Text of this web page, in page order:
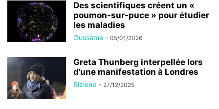
Des scientifiques créent un «
poumon-sur-puce » pour étudier
les maladies
Oussama - 05/01/2026
Greta Thunberg interpellée lors
d’une manifestation à Londres
Rizlene - 27/12/2025